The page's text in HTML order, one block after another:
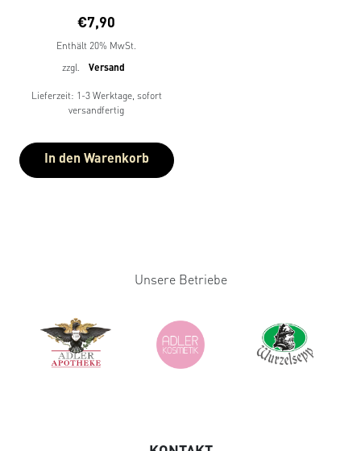
€7,90
Enthält 20% MwSt.
zzgl.
Versand
Lieferzeit: 1-3 Werktage, sofort
versandfertig
In den Warenkorb
Unsere Betriebe